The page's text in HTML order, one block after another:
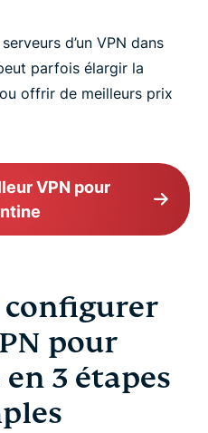
d’un VPN dans
parfois élargir la
offrir de meilleurs prix
VPN pour
pour
3 étapes